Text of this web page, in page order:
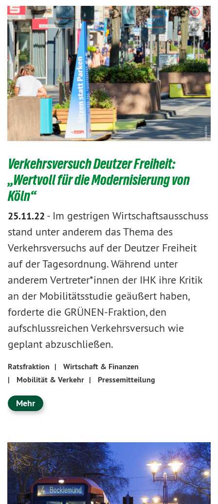
Verkehrsversuch Deutzer Freiheit:
„Wertvoll für die Modernisierung von
Köln“
25.11.22 - Im gestrigen Wirtschaftsausschuss
stand unter anderem das Thema des
Verkehrsversuchs auf der Deutzer Freiheit
auf der Tagesordnung. Während unter
anderem Vertreter*innen der IHK ihre Kritik
an der Mobilitätsstudie geäußert haben,
forderte die GRÜNEN-Fraktion, den
aufschlussreichen Verkehrsversuch wie
geplant abzuschließen.
Ratsfraktion |
Wirtschaft & Finanzen
|
Mobilität & Verkehr | Pressemitteilung
Mehr